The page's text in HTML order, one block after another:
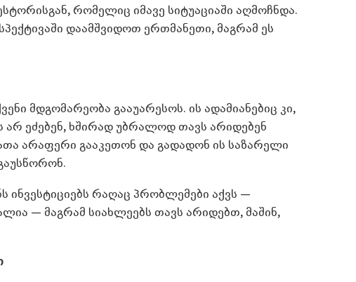
რომელიც იმავე სიტუაციაში აღმოჩნდა.
დაამშვიდოთ ერთმანეთი, მაგრამ ეს
მდგომარეობა გააუარესოს. ის ადამიანებიც კი,
არ ეძებენ, ხშირად უბრალოდ თავს არიდებენ
არაფერი გააკეთონ და გადადონ ის საზარელი
ინვესტიციებს რაღაც პრობლემები აქვს —
— მაგრამ სიახლეებს თავს არიდებთ, მაშინ,